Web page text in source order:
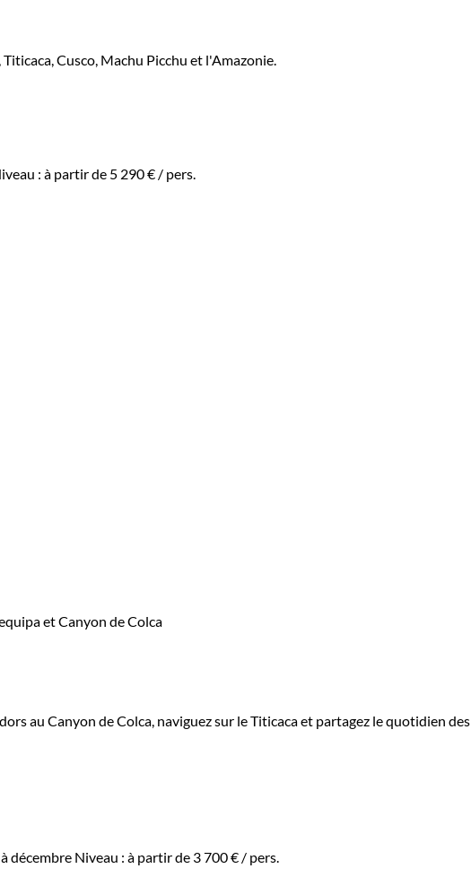
Cusco, Machu Picchu et l'Amazonie.
: à partir de 5 290 € / pers.
au Canyon de Colca, naviguez sur le Titicaca et partagez le quotidien des
décembre Niveau : à partir de 3 700 € / pers.